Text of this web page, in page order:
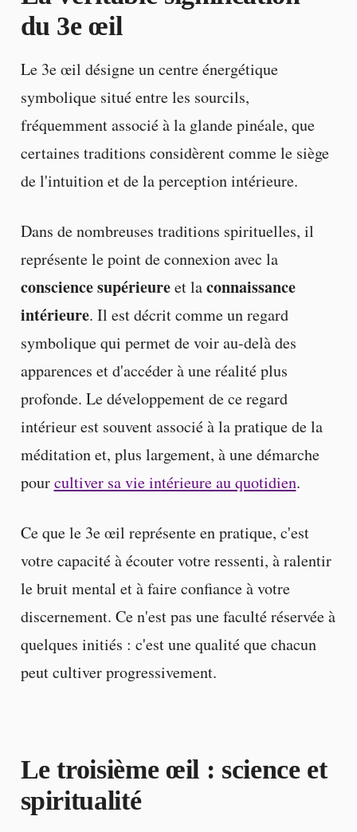
du 3e œil
Le 3e œil désigne un centre énergétique
symbolique situé entre les sourcils,
fréquemment associé à la glande pinéale, que
certaines traditions considèrent comme le siège
de l'intuition et de la perception intérieure.
Dans de nombreuses traditions spirituelles, il
représente le point de connexion avec la
conscience supérieureet laconnaissance
intérieure. Il est décrit comme un regard
symbolique qui permet de voir au-delà des
apparences et d'accéder à une réalité plus
profonde. Le développement de ce regard
intérieur est souvent associé à la pratique de la
méditation et, plus largement, à une démarche
pourcultiver sa vie intérieure au quotidien.
Ce que le 3e œil représente en pratique, c'est
votre capacité à écouter votre ressenti, à ralentir
le bruit mental et à faire confiance à votre
discernement. Ce n'est pas une faculté réservée à
quelques initiés : c'est une qualité que chacun
peut cultiver progressivement.
Le troisième œil : science et
spiritualité